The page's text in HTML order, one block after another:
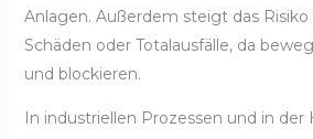
Anlagen. Außerdem steigt das
Schäden oder Totalausfälle, da
und blockieren.
In industriellen Prozessen und in der